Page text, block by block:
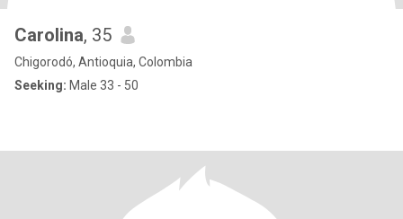
Carolina, 35
Chigorodó, Antioquia, Colombia
Seeking: Male 33 - 50